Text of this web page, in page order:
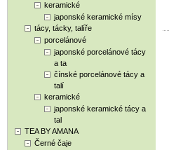
keramické
japonské keramické mísy
tácy, tácky, talíře
porcelánové
japonské porcelánové tácy
a ta
čínské porcelánové tácy a
talí
keramické
japonské keramické tácy a
tal
TEA BY AMANA
Černé čaje